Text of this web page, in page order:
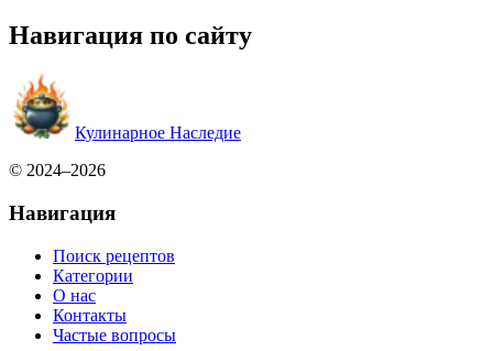
Навигация по сайту
Кулинарное Наследие
© 2024–2026
Навигация
Поиск рецептов
Категории
О нас
Контакты
Частые вопросы